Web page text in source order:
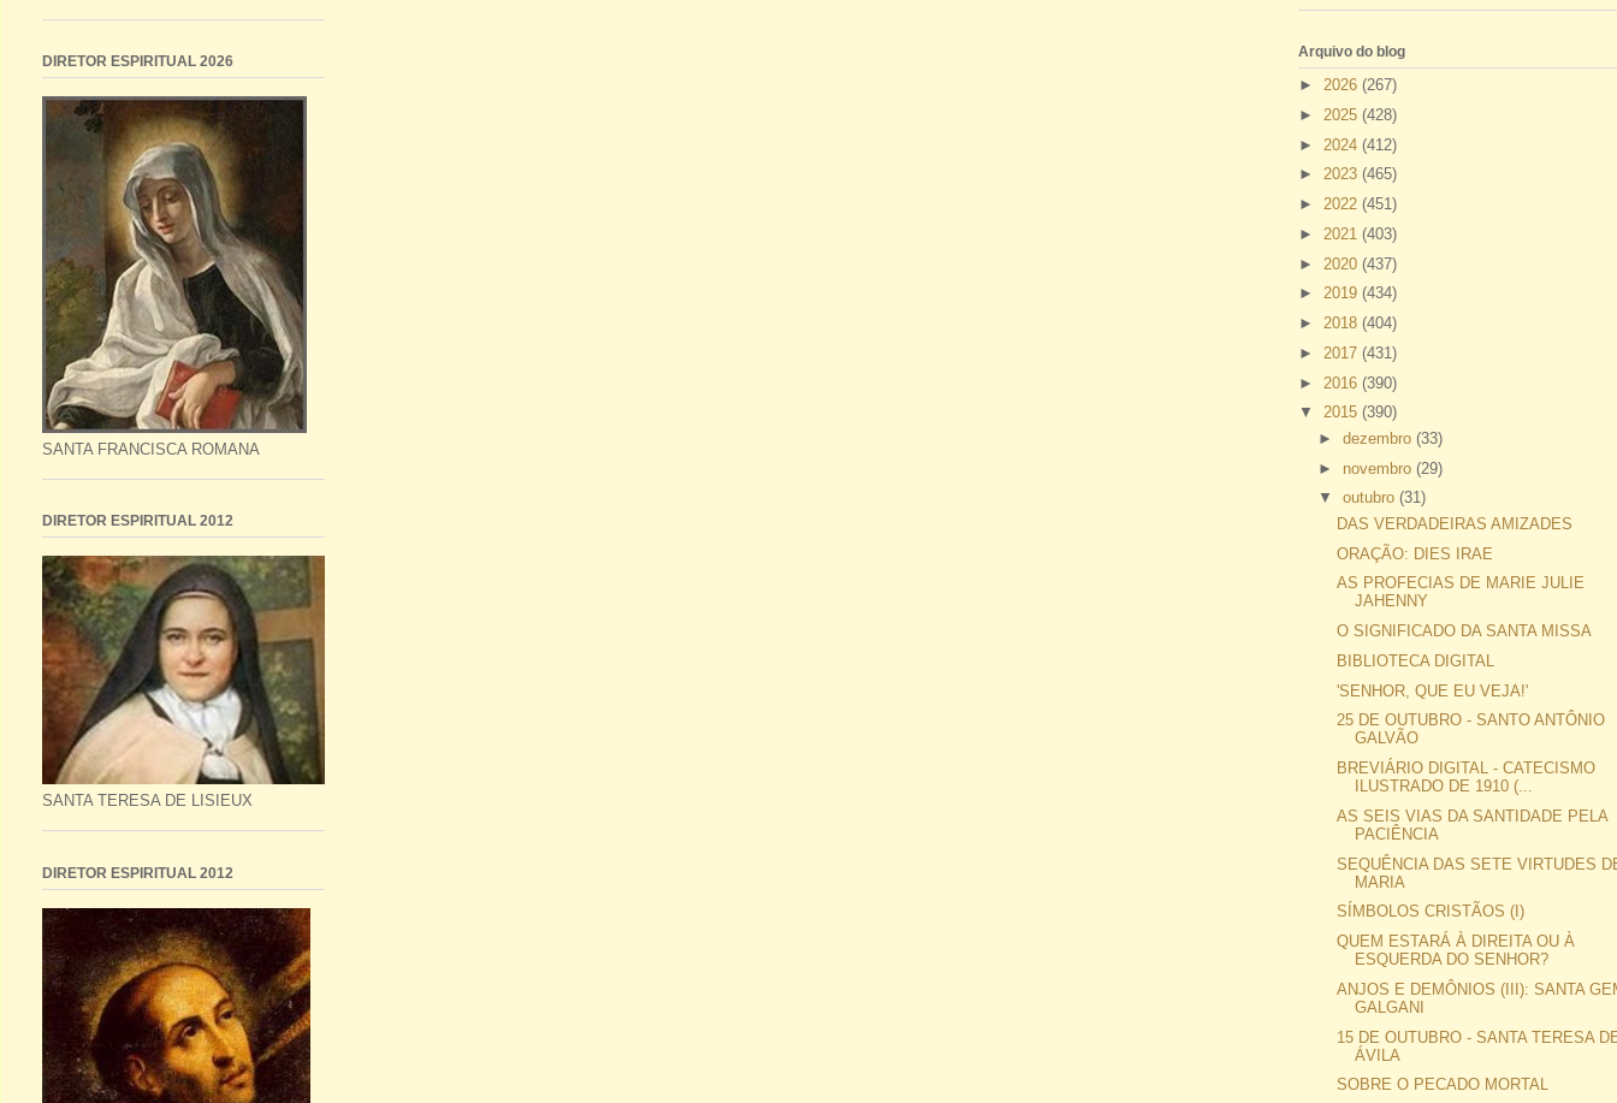
DIRETOR ESPIRITUAL 2026
SANTA FRANCISCA ROMANA
DIRETOR ESPIRITUAL 2012
SANTA TERESA DE LISIEUX
DIRETOR ESPIRITUAL 2012
Arquivo do blog
► 2026 (267)
► 2025 (428)
► 2024 (412)
► 2023 (465)
► 2022 (451)
► 2021 (403)
► 2020 (437)
► 2019 (434)
► 2018 (404)
► 2017 (431)
► 2016 (390)
▼ 2015 (390)
► dezembro (33)
► novembro (29)
▼ outubro (31)
DAS VERDADEIRAS AMIZADES
ORAÇÃO: DIES IRAE
AS PROFECIAS DE MARIE JULIE
JAHENNY
O SIGNIFICADO DA SANTA MISSA
BIBLIOTECA DIGITAL
'SENHOR, QUE EU VEJA!'
25 DE OUTUBRO - SANTO ANTÔNIO
GALVÃO
BREVIÁRIO DIGITAL - CATECISMO
ILUSTRADO DE 1910 (...
AS SEIS VIAS DA SANTIDADE PELA
PACIÊNCIA
SEQUÊNCIA DAS SETE VIRTUDES
MARIA
SÍMBOLOS CRISTÃOS (I)
QUEM ESTARÁ À DIREITA OU À
ESQUERDA DO SENHOR?
ANJOS E DEMÔNIOS (III): SANTA
GALGANI
15 DE OUTUBRO - SANTA TERESA
ÁVILA
SOBRE O PECADO MORTAL